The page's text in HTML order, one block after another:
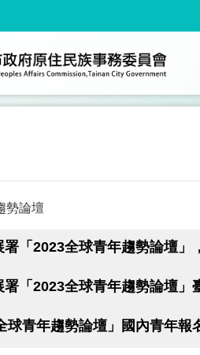
勢論壇
署「2023全球青年趨勢論壇
署「2023全球青年趨勢論壇
球青年趨勢論壇」國內青年報